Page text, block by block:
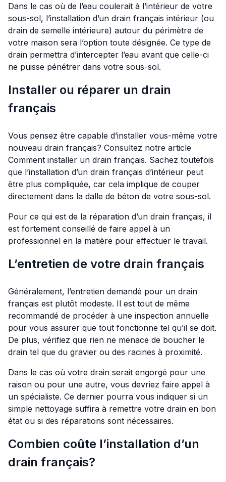
Dans le cas où de l’eau coulerait à l’intérieur de votre
sous-sol, l’installation d’un drain français intérieur (ou
drain de semelle intérieure) autour du périmètre de
votre maison sera l’option toute désignée. Ce type de
drain permettra d’intercepter l’eau avant que celle-ci
ne puisse pénétrer dans votre sous-sol.
Installer ou réparer un drain
français
Vous pensez être capable d’installer vous-même votre
nouveau drain français? Consultez notre article
Comment installer un drain français. Sachez toutefois
que l’installation d’un drain français d’intérieur peut
être plus compliquée, car cela implique de couper
directement dans la dalle de béton de votre sous-sol.
Pour ce qui est de la réparation d’un drain français, il
est fortement conseillé de faire appel à un
professionnel en la matière pour effectuer le travail.
L’entretien de votre drain français
Généralement, l’entretien demandé pour un drain
français est plutôt modeste. Il est tout de même
recommandé de procéder à une inspection annuelle
pour vous assurer que tout fonctionne tel qu’il se doit.
De plus, vérifiez que rien ne menace de boucher le
drain tel que du gravier ou des racines à proximité.
Dans le cas où votre drain serait engorgé pour une
raison ou pour une autre, vous devriez faire appel à
un spécialiste. Ce dernier pourra vous indiquer si un
simple nettoyage suffira à remettre votre drain en bon
état ou si des réparations sont nécessaires.
Combien coûte l’installation d’un
drain français?